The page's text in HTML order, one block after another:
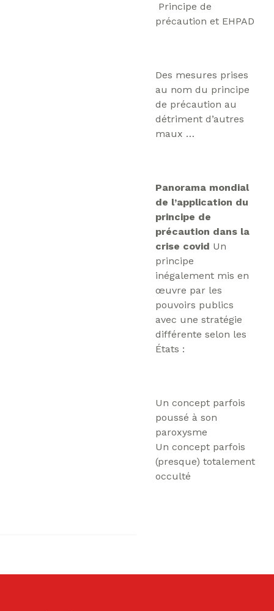
Principe de
précaution et EHPAD
Des mesures prises
au nom du principe
de précaution au
détriment d’autres
maux …
Panorama mondial
de l’application du
principe de
précaution dans la
crise covid Un
principe
inégalement mis en
œuvre par les
pouvoirs publics
avec une stratégie
différente selon les
États :
Un concept parfois
poussé à son
paroxysme
Un concept parfois
(presque) totalement
occulté